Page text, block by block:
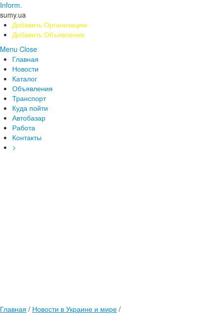
Inform.
sumy.ua
Добавить Организацию
Добавить Объявление
Menu Close
Главная
Новости
Каталог
Объявления
Транспорт
Куда пойти
Автобазар
Работа
Контакты
>
Главная / Новости в Украине и мире /